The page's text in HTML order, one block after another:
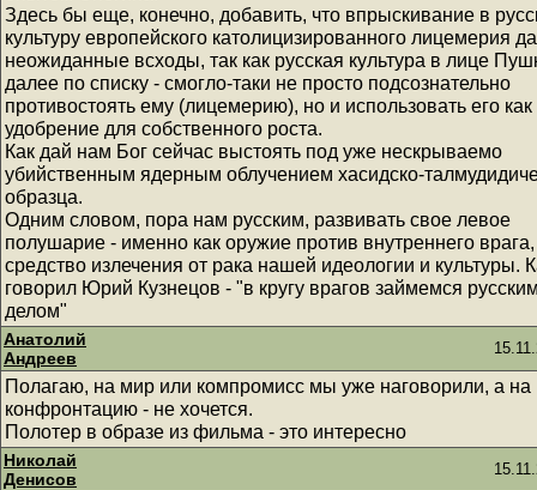
Здесь бы еще, конечно, добавить, что впрыскивание в
культуру европейского католицизированного лицемерия
неожиданные всходы, так как русская культура в лице
далее по списку - смогло-таки не просто подсознательно
противостоять ему (лицемерию), но и использовать его как
удобрение для собственного роста.
Как дай нам Бог сейчас выстоять под уже нескрываемо
убийственным ядерным облучением хасидско-
образца.
Одним словом, пора нам русским, развивать свое левое
полушарие - именно как оружие против внутреннего врага,
средство излечения от рака нашей идеологии и культуры.
говорил Юрий Кузнецов - "в кругу врагов займемся
делом"
Анатолий
Андреев
Полагаю, на мир или компромисс мы уже наговорили, а на
конфронтацию - не хочется.
Полотер в образе из фильма - это интересно
Николай
Денисов